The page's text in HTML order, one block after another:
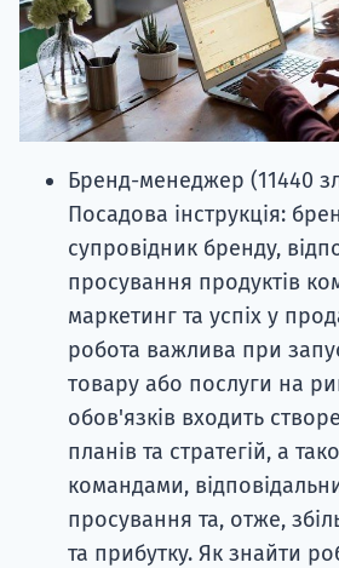
Бренд-менеджер (11440
Посадова інструкція:
супровідник бренду,
просування продуктів
маркетинг та успіх у
робота важлива при
товару або послуги на
обов'язків входить
планів та стратегій, а
командами,
просування та, отже,
та прибутку. Як знайти